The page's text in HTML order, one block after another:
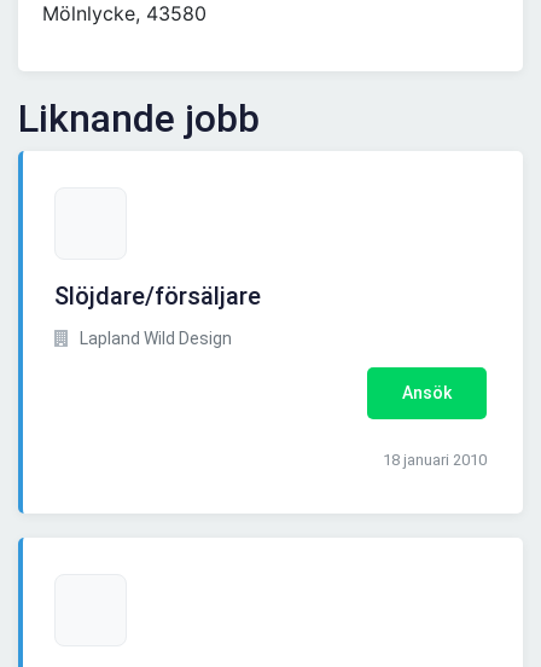
Mölnlycke, 43580
Liknande jobb
Slöjdare/försäljare
Lapland Wild Design
Ansök
18 januari 2010